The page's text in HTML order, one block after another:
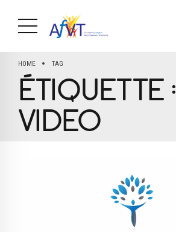
HOME TAG
ÉTIQUETTE :
VIDEO